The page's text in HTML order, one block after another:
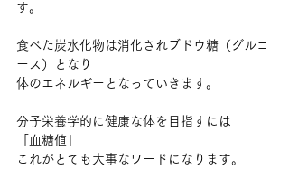
す。
食べた炭水化物は消化されブドウ糖（グルコ
ース）となり
体のエネルギーとなっていきます。
分子栄養学的に健康な体を目指すには
「血糖値」
これがとても大事なワードになります。